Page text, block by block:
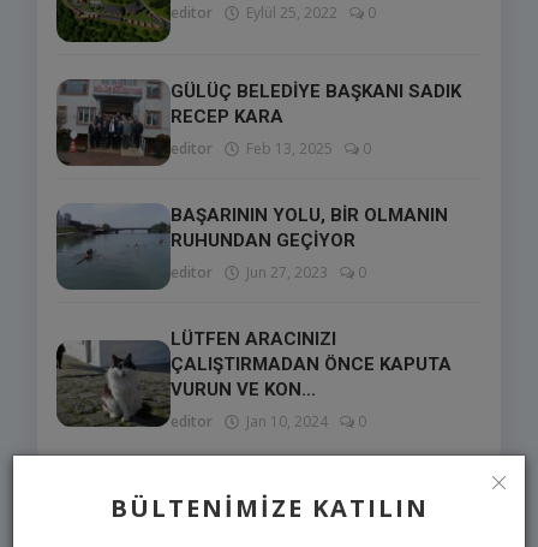
BÜLTENIMIZE KATILIN
editor Eylül 25, 2022 0
GÜLÜÇ BELEDİYE BAŞKANI SADIK
RECEP KARA
editor Feb 13, 2025 0
BAŞARININ YOLU, BİR OLMANIN
RUHUNDAN GEÇİYOR
editor Jun 27, 2023 0
LÜTFEN ARACINIZI
ÇALIŞTIRMADAN ÖNCE KAPUTA
VURUN VE KON...
editor Jan 10, 2024 0